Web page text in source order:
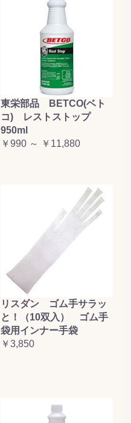
東栄部品 BETCO(ベト
コ) レストストップ
950ml
￥990 ～ ￥11,880
リスダン ゴム手サラッ
と！（10双入） ゴム手
袋用インナー手袋
￥3,850